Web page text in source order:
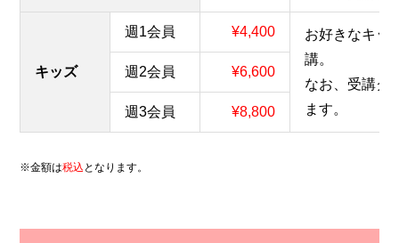
キッズ
週1会員 ¥4,400
お好きなキッ
講。
なお、受講ク
ます。
週2会員 ¥6,600
週3会員 ¥8,800
※金額は税込 となります。